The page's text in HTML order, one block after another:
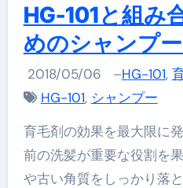
HG-101と組み
めのシャンプ
2018/05/06 –HG-101,
HG-101, シャンプー
育毛剤の効果を最大限に発揮するためには、使用
前の洗髪が重要な役割を
や古い角質をしっかり落